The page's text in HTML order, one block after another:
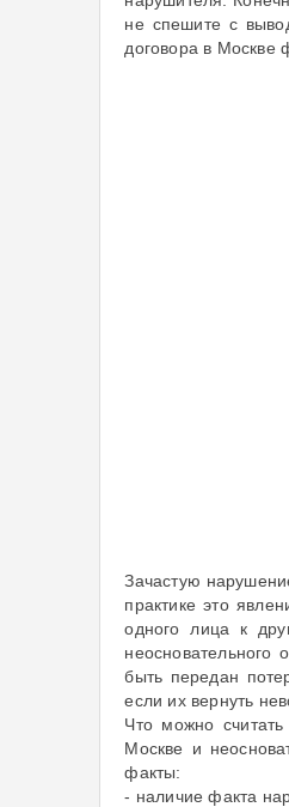
не спешите с
договора в Москве
Зачастую
практике это
одного лица к
неосновательного
быть передан
если их вернуть
Что можно
Москве и
факты:
- наличие факта